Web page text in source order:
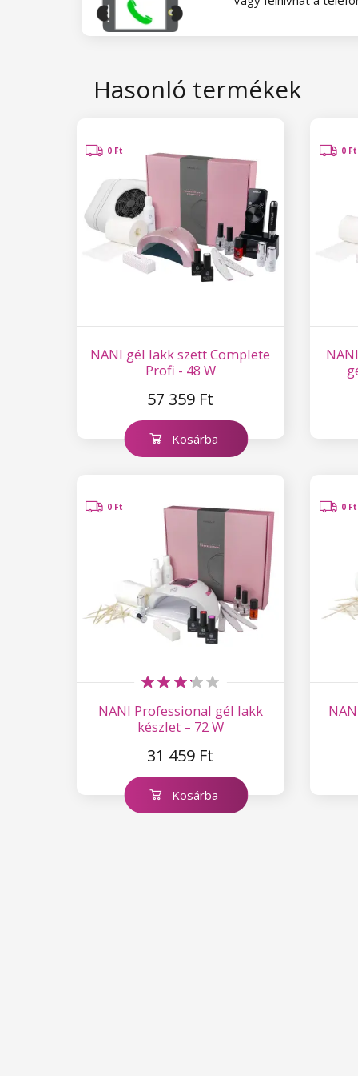
Hasonló termékek
NANI gél lakk szett Complete
Profi - 48 W
57 359 Ft
0 Ft
Kosárba
0 Ft
NANI Professional gél lakk
készlet – 72 W
31 459 Ft
0 Ft
Kosárba
0 Ft